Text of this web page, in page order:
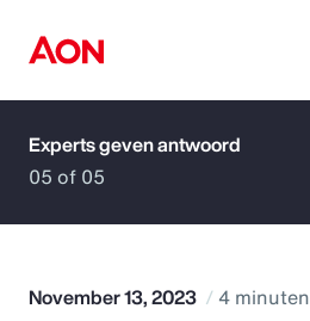
How can we help you?
Experts geven antwoord
05 of 05
November 13, 2023 4 minuten